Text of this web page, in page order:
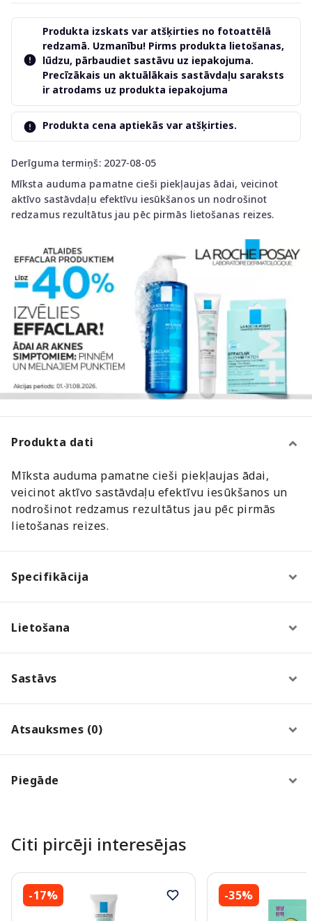
Derīguma termiņš: 2027-08-05
Mīksta auduma pamatne cieši piekļaujas ādai, veicinot
aktīvo sastāvdaļu efektīvu iesūkšanos un nodrošinot
redzamus rezultātus jau pēc pirmās lietošanas reizes.
Produkta izskats var atšķirties no fotoattēlā
redzamā. Uzmanību! Pirms produkta lietošanas,
lūdzu, pārbaudiet sastāvu uz iepakojuma.
Precīzākais un aktuālākais sastāvdaļu saraksts
ir atrodams uz produkta iepakojuma
Produkta cena aptiekās var atšķirties.
Produkta dati
Mīksta auduma pamatne cieši piekļaujas ādai,
veicinot aktīvo sastāvdaļu efektīvu iesūkšanos un
nodrošinot redzamus rezultātus jau pēc pirmās
lietošanas reizes.
Specifikācija
Lietošana
Sastāvs
Atsauksmes (0)
Piegāde
Citi pircēji interesējas
-17% -35%